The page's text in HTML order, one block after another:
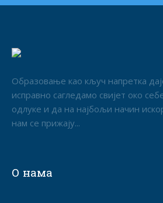
Образовање као кључ напретка
исправно сагледамо свијет око
одлуке и да на најбољи начин
нам се прижају...
О нама